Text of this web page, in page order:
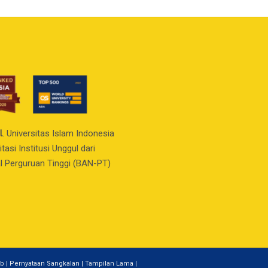
. Universitas Islam Indonesia
Institusi Unggul dari
Perguruan Tinggi (BAN-PT)
Pernyataan Sangkalan | Tampilan Lama |